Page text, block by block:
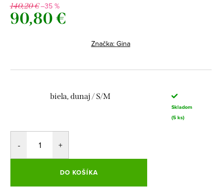
140,20 €–35 %
90,80 €
Značka: Gina
biela, dunaj / S/M
Skladom
(5 ks)
DO KOŠÍKA